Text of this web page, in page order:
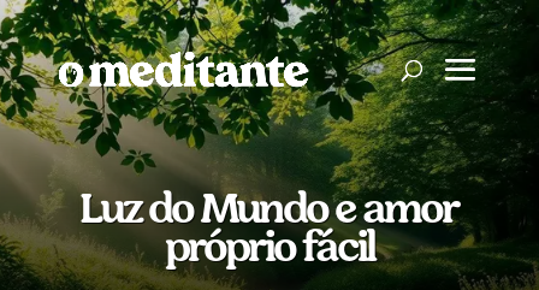
Luz do Mundo e amor
próprio fácil